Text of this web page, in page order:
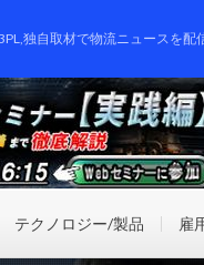
独自取材で物流ニュースを配
テクノロジー/製品 雇